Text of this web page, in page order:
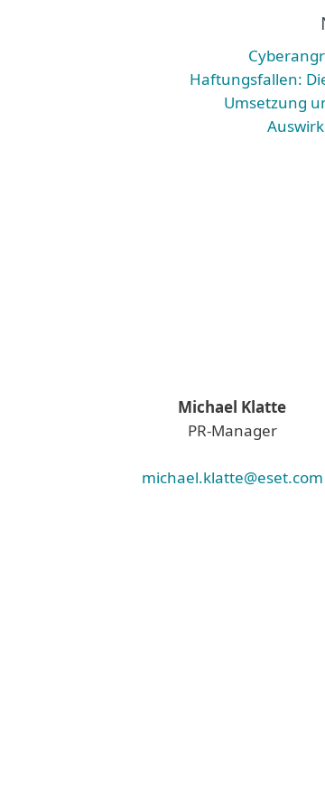
Haftungsfallen:
Umsetzung
Michael Klatte
PR-Manager
michael.klatte@eset.com